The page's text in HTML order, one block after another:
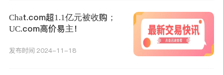
Chat.com超1.1亿元被收购；
UC.com高价易主！
发布时间 2024-11-18